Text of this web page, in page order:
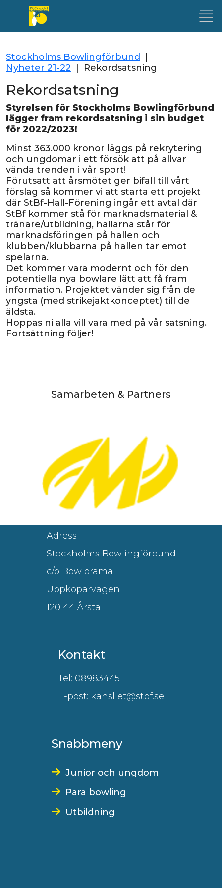
Stockholms Bowlingförbund
Nyheter 21-22
Rekordsatsning
Rekordsatsning
Styrelsen för Stockholms Bowlingförbund
lägger fram rekordsatsning i sin budget
för 2022/2023!
Minst 363.000 kronor läggs på rekrytering
och ungdomar i ett försök att på allvar
vända trenden i vår sport!
Förutsatt att årsmötet ger bifall till vårt
förslag så kommer vi att starta ett projekt
där StBf-Hall-Förening ingår ett avtal där
StBf kommer stå för marknadsmaterial &
tränare/utbildning, hallarna står för
marknadsföringen på hallen och
klubben/klubbarna på hallen tar emot
spelarna.
Det kommer vara modernt och för den
potentiella nya bowlare lätt att få fram
information. Projektet vänder sig från de
yngsta (med strikejaktkonceptet) till de
äldsta.
Hoppas ni alla vill vara med på vår satsning.
Fortsättning följer!
Samarbeten & Partners
Adress
Stockholms Bowlingförbund
c/o Bowlorama
Uppköparvägen 1
120 44 Årsta
Kontakt
Tel: 08983445
E-post: kansliet@stbf.se
Snabbmeny
Junior och ungdom
Para bowling
Utbildning